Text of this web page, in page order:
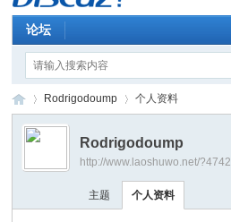
论坛
›
Rodrigodoump 个人资料
Rodrigodoump
http://www.laoshuwo.net/?4742
主题 个人资料